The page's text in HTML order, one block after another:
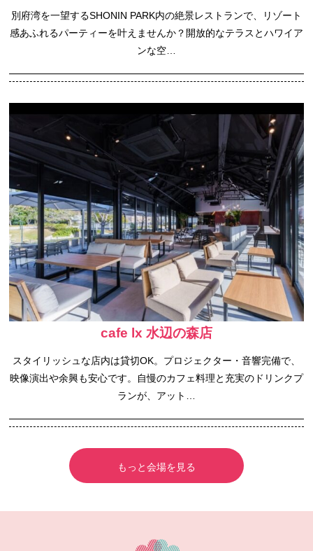
別府湾を一望するSHONIN PARK内の絶景レストランで、リゾート
感あふれるパーティーを叶えませんか？開放的なテラスとハワイア
ンな空…
cafe lx 水辺の森店
スタイリッシュな店内は貸切OK。プロジェクター・音響完備で、
映像演出や余興も安心です。自慢のカフェ料理と充実のドリンクプ
ランが、アット…
もっと会場を見る